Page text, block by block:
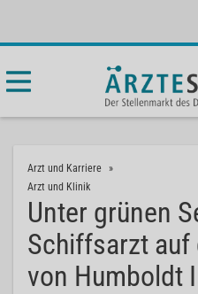
Arzt und Karriere
Arzt und Klinik
Unter grünen
Schiffsarzt auf
von Humboldt